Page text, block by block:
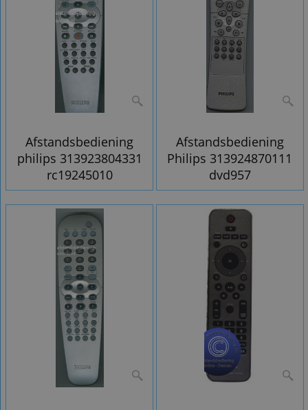
Afstandsbediening
philips 313923804331
rc19245010
Afstandsbediening
Philips 313924870111
dvd957